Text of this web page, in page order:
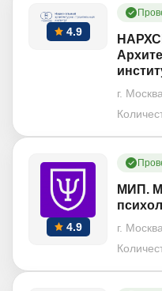
4.9
г. Москва
4.9
МИП.
г. Москва